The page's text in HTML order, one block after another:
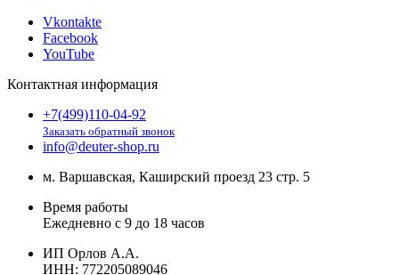
Vkontakte
Facebook
YouTube
Контактная информация
+7(499)110-04-92
Заказать обратный звонок
info@deuter-shop.ru
м. Варшавская, Каширский проезд 23 стр. 5
Время работы
Ежедневно с 9 до 18 часов
ИП Орлов А.А.
ИНН: 772205089046